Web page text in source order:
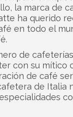
la marca de
ha querido
en todo el
de
con su mítico
de café
de Italia